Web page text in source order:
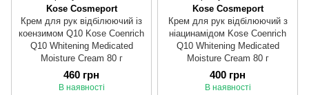
Kose Cosmeport
Крем для рук відбілюючий із
коензимом Q10 Kose Coenrich
Q10 Whitening Medicated
Moisture Cream 80 г
460 грн
В наявності
Kose Cosmeport
Крем для рук відбілюючий з
ніацинамідом Kose Coenrich
Q10 Whitening Medicated
Moisture Cream 80 г
400 грн
В наявності